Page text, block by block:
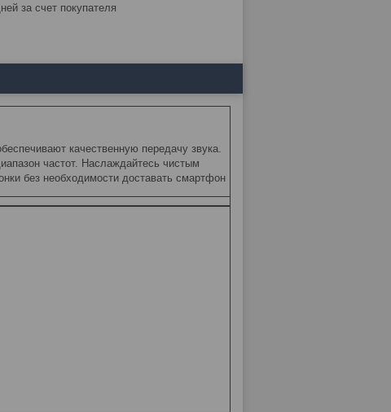
за счет покупателя
качественную передачу звука.
частот. Наслаждайтесь чистым
без необходимости доставать смартфон